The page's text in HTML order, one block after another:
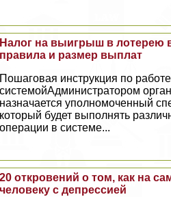
Налог на выигрыш в лотерею
правила и размер выплат
Пошаговая инструкция по
системойАдминистратором
назначается уполномоченный
который будет выполнять
операции в системе...
20 откровений о том, как на
человеку с депрессией